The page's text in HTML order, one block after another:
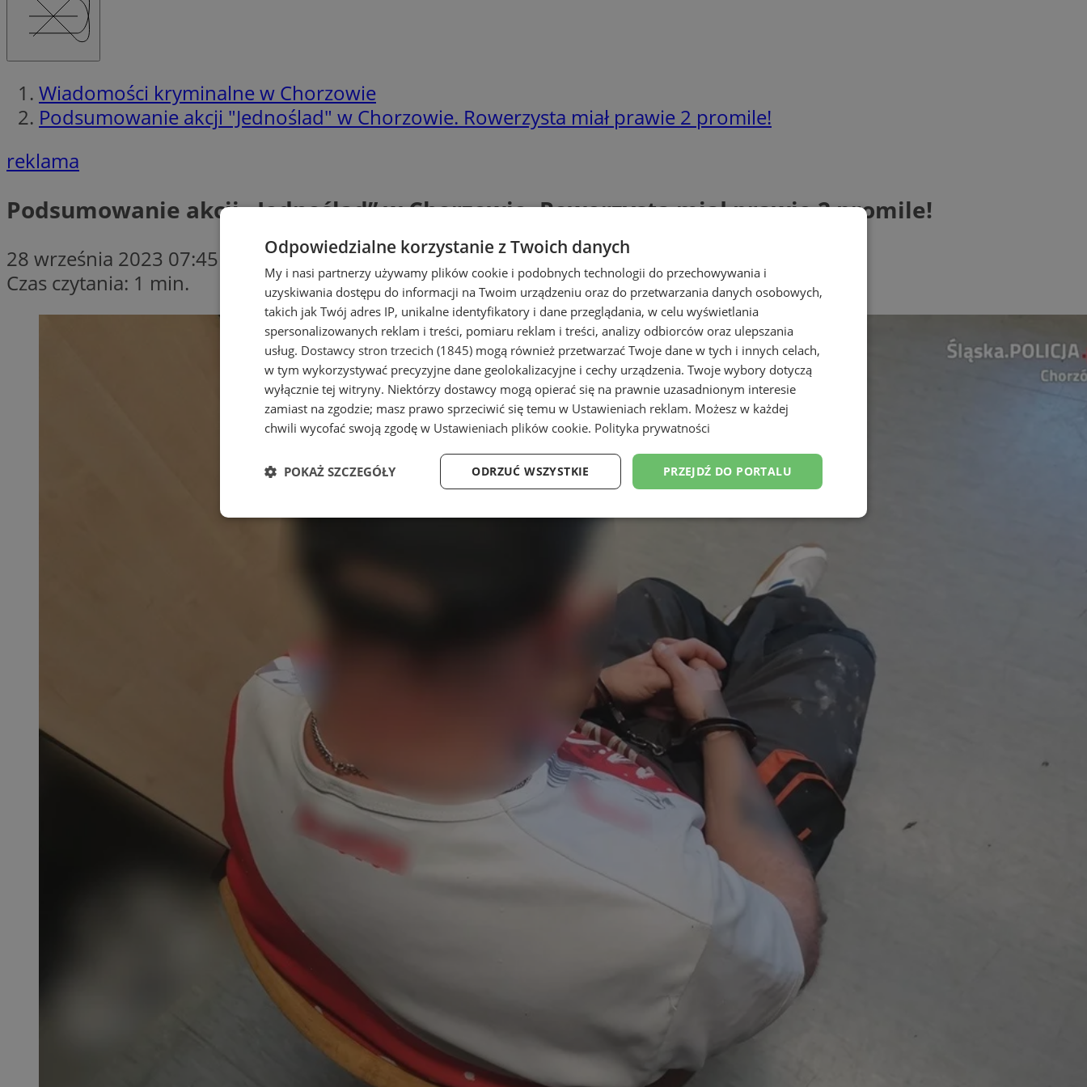
Wiadomości kryminalne w Chorzowie
Podsumowanie akcji "Jednoślad" w Chorzowie. Rowerzysta miał prawie 2 promile!
reklama
Podsumowanie akcji „Jednoślad” w Chorzowie. Rowerzysta miał prawie 2 promile!
28 września 2023 07:45
Czas czytania: 1 min.
Odpowiedzialne korzystanie z Twoich danych
My i nasi partnerzy używamy plików cookie i podobnych technologii do przechowywania i
uzyskiwania dostępu do informacji na Twoim urządzeniu oraz do przetwarzania danych osobowych,
takich jak Twój adres IP, unikalne identyfikatory i dane przeglądania, w celu wyświetlania
spersonalizowanych reklam i treści, pomiaru reklam i treści, analizy odbiorców oraz ulepszania
usług. Dostawcy stron trzecich (1845) mogą również przetwarzać Twoje dane w tych i innych celach,
w tym wykorzystywać precyzyjne dane geolokalizacyjne i cechy urządzenia. Twoje wybory dotyczą
wyłącznie tej witryny. Niektórzy dostawcy mogą opierać się na prawnie uzasadnionym interesie
zamiast na zgodzie; masz prawo sprzeciwić się temu w Ustawieniach reklam. Możesz w każdej
chwili wycofać swoją zgodę w Ustawieniach plików cookie. Polityka prywatności
PRZEJDŹ DO PORTALU
ODRZUĆ WSZYSTKIE
POKAŻ SZCZEGÓŁY
Niezbędne Wydajność Targetowanie Funkcjonalność Niesklasyfikowane
Niesklasyfikowane
Niezbędne pliki cookie umożliwiają korzystanie z podstawowych funkcji strony internetowej, takich jak logowanie użytkownika i
zarządzanie kontem. Bez niezbędnych plików cookie nie można prawidłowo korzystać ze strony internetowej.
przechowywania
QeSessID
Ten plik cookie przechowuje identyfikator sesji.
MvSessID
1 rok
Ten plik cookie przechowuje identyfikator sesji.
SessID
1 rok
Ten plik cookie przechowuje identyfikator sesji.
CookieScriptConsent
mojchorzow.pl
Ten plik cookie jest używany przez usługę Cookie-
Script.com do zapamiętywania preferencji
dotyczących zgody użytkownika na pliki cookie.
Jest to konieczne, aby baner cookie Cookie-
Script.com działał poprawnie.
Cloudflare Inc.
Ten plik cookie służy do rozróżniania ludzi i
botów. Jest to korzystne dla strony internetowej,
ponieważ umożliwia tworzenie ważnych raportów
na temat korzystania z jej witryny internetowej.
VISITOR_PRIVACY_METADATA
Ten plik cookie przechowuje informacje o zgodzie
użytkownika oraz jego preferencjach dotyczących
w kolejnych wizytach. Dzięki temu użytkownik nie
co zwiększa wygodę i zgodność z regulacjami
INGRESSCOOKIE
NGINX Inc.
bh.contextweb.com
równoważenia obciążenia w celu optymalizacji
doświadczenia użytkownika.